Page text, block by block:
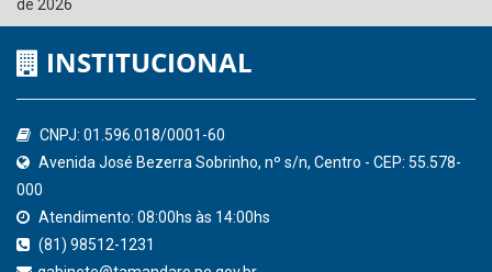
Ministério Público do Estado de Pernambuco
Controladoria-Geral da União
Confederação Nacional de Municípios - CNM
QEdu
Consultar Convênios